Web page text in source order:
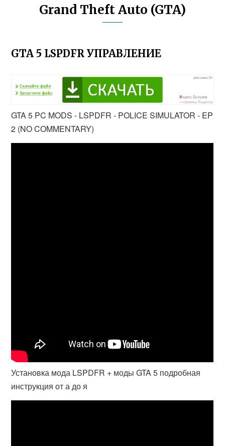
Grand Theft Auto (GTA)
GTA 5 LSPDFR УПРАВЛЕНИЕ
GTA 5 PC MODS - LSPDFR - POLICE SIMULATOR - EP
2 (NO COMMENTARY)
Установка мода LSPDFR + моды GTA 5 подробная
инструкция от а до я